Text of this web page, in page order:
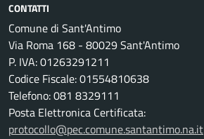
CONTATTI
Comune di Sant'Antimo
Via Roma 168 - 80029 Sant'Antimo
P. IVA: 01263291211
Codice Fiscale: 01554810638
Telefono: 081 8329111
Posta Elettronica Certificata:
protocollo@pec.comune.santantimo.na.it